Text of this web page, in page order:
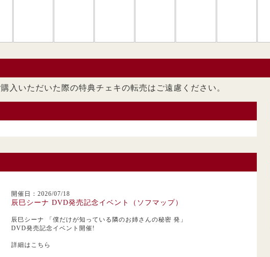
ご購入いただいた際の特典チェキの転売はご遠慮く
開催日：2026/07/18
辰巳シーナ DVD発売記念イベント（ソフマップ）
辰巳シーナ
「僕だけが知っている隣のお姉さんの秘密 発」
DVD発売記念イベント開催!
詳細はこちら